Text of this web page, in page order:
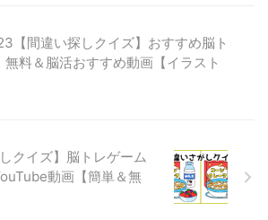
【間違い探しクイズ】おすすめ脳ト
無料＆脳活おすすめ動画【イラスト
クイズ】脳トレゲーム
動画【簡単＆無